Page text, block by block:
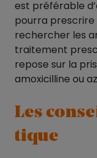
est préférable
pourra prescrire
rechercher les
traitement
repose sur la
amoxicilline ou
Les
tique